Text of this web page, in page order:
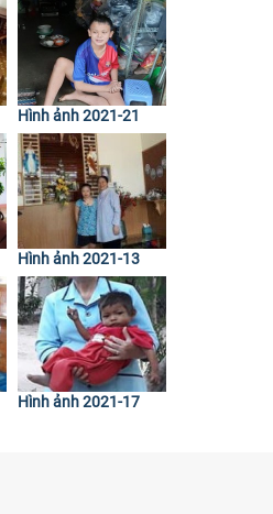
Hình ảnh 2021-21
Hình ảnh 2021-13
Hình ảnh 2021-17